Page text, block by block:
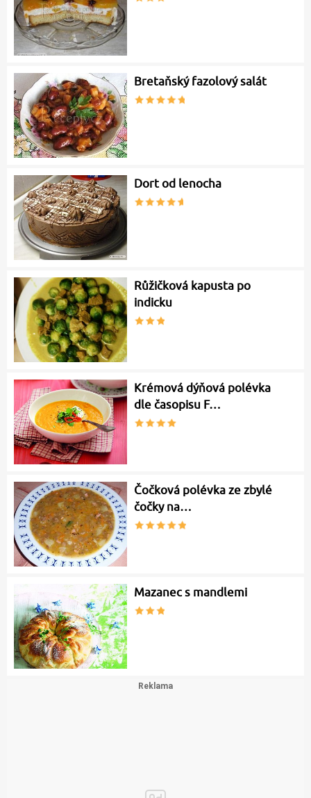
Bretaňský fazolový salát
Dort od lenocha
Růžičková kapusta po
indicku
Krémová dýňová polévka
dle časopisu F…
Čočková polévka ze zbylé
čočky na…
Mazanec s mandlemi